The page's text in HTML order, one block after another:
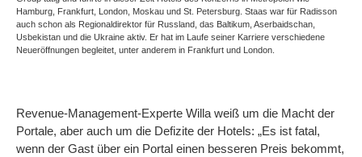
Hamburg, Frankfurt, London, Moskau und St. Petersburg. Staas war für Radisson
auch schon als Regionaldirektor für Russland, das Baltikum, Aserbaidschan,
Usbekistan und die Ukraine aktiv. Er hat im Laufe seiner Karriere verschiedene
Neueröffnungen begleitet, unter anderem in Frankfurt und London.
Revenue-Management-Experte Willa weiß um die Macht der
Portale, aber auch um die Defizite der Hotels: „Es ist fatal,
wenn der Gast über ein Portal einen besseren Preis bekommt,